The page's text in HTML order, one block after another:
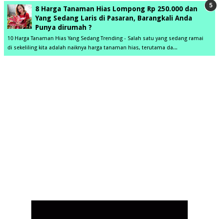
8 Harga Tanaman Hias Lompong Rp 250.000 dan
Yang Sedang Laris di Pasaran, Barangkali Anda
Punya dirumah ?
10 Harga Tanaman Hias Yang Sedang Trending - Salah satu yang sedang ramai
di sekeliling kita adalah naiknya harga tanaman hias, terutama da...